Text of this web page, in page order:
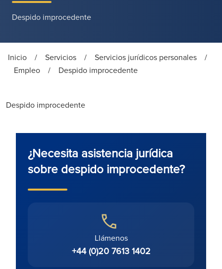
Despido improcedente
Inicio / Servicios / Servicios jurídicos personales
/
Empleo
/ Despido improcedente
Despido improcedente
¿Necesita asistencia jurídica
sobre despido improcedente?
Llámenos
+44 (0)20 7613 1402